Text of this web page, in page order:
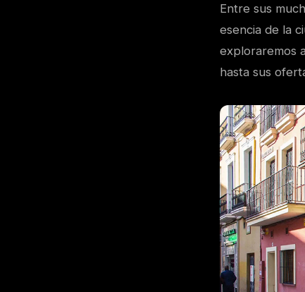
Entre sus
esencia de la
exploraremos
hasta sus